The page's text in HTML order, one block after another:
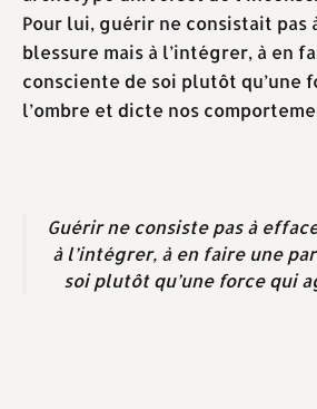
Pour lui, guérir ne consistait pas
blessure mais à l’intégrer, à en
consciente de soi plutôt qu’une
l’ombre et dicte nos
Guérir ne consiste pas à
à l’intégrer, à en faire une
soi plutôt qu’une force qui